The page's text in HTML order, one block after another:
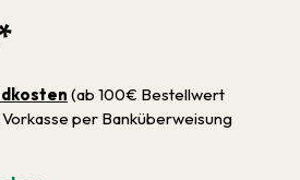
(ab 100€ Bestellwert
per Banküberweisung